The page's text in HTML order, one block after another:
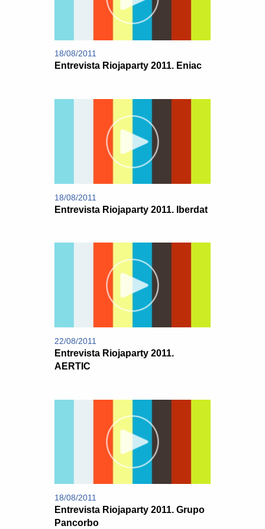
18/08/2011
Entrevista Riojaparty 2011. Eniac
18/08/2011
Entrevista Riojaparty 2011. Iberdat
22/08/2011
Entrevista Riojaparty 2011.
AERTIC
18/08/2011
Entrevista Riojaparty 2011. Grupo
Pancorbo